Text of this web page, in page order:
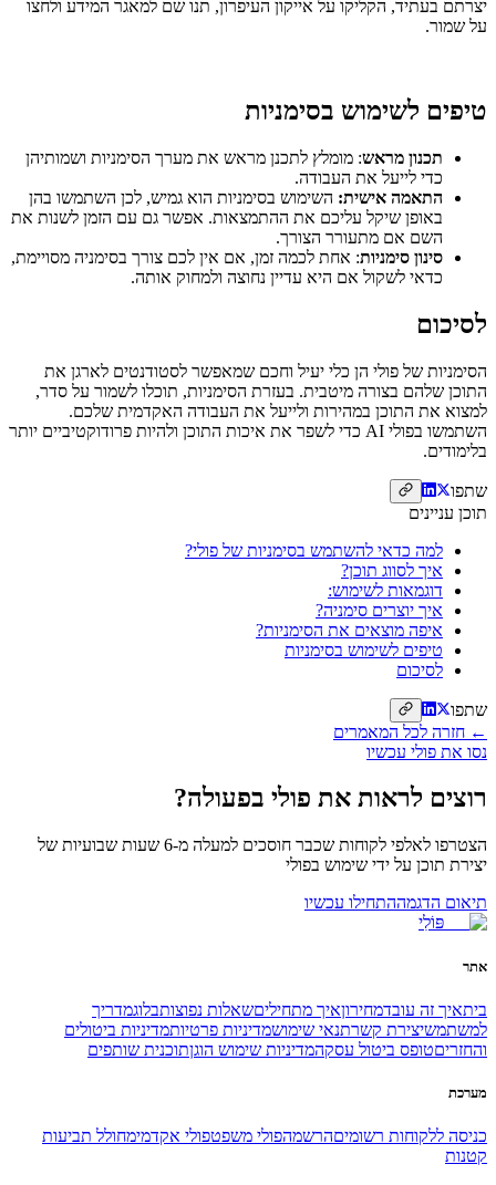
יצרתם בעתיד, הקליקו על אייקון העיפרון, תנו שם למאגר המידע ולחצו
על שמור.
טיפים לשימוש בסימניות
תכנון מראש: מומלץ לתכנן מראש את מערך הסימניות ושמותיהן
כדי לייעל את העבודה.
התאמה אישית: השימוש בסימניות הוא גמיש, לכן השתמשו בהן
באופן שיקל עליכם את ההתמצאות. אפשר גם עם הזמן לשנות את
השם אם מתעורר הצורך.
סינון סימניות: אחת לכמה זמן, אם אין לכם צורך בסימניה מסויימת,
כדאי לשקול אם היא עדיין נחוצה ולמחוק אותה.
לסיכום
הסימניות של פולי הן כלי יעיל וחכם שמאפשר לסטודנטים לארגן את
התוכן שלהם בצורה מיטבית. בעזרת הסימניות, תוכלו לשמור על סדר,
למצוא את התוכן במהירות ולייעל את העבודה האקדמית שלכם.
השתמשו בפולי AI כדי לשפר את איכות התוכן ולהיות פרודוקטיביים יותר
בלימודים.
שתפו
תוכן עניינים
למה כדאי להשתמש בסימניות של פולי?
איך לסווג תוכן?
דוגמאות לשימוש:
איך יוצרים סימניה?
איפה מוצאים את הסימניות?
טיפים לשימוש בסימניות
לסיכום
שתפו
← חזרה לכל המאמרים
נסו את פולי עכשיו
רוצים לראות את פולי בפעולה?
הצטרפו לאלפי לקוחות שכבר חוסכים למעלה מ-6 שעות שבועיות של
יצירת תוכן על ידי שימוש בפולי
תיאום הדגמההתחילו עכשיו
פּוֹלִי
אתר
ביתאיך זה עובדמחירוןאיך מתחיליםשאלות נפוצותבלוגמדריך
למשתמשיצירת קשרתנאי שימושמדיניות פרטיותמדיניות ביטולים
והחזריםטופס ביטול עסקהמדיניות שימוש הוגןתוכנית שותפים
מערכת
כניסה ללקוחות רשומיםהרשמהפולי משפטפולי אקדמימחולל תביעות
קטנות